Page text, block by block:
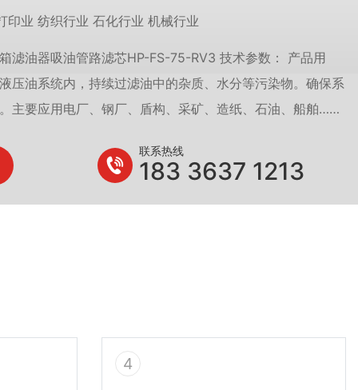
印业 纺织行业 石化行业 机械行业
滤油器吸油管路滤芯HP-FS-75-RV3 技术参数： 产品用
压油系统内，持续过滤油中的杂质、水分等污染物。确保系
主要应用电厂、钢厂、盾构、采矿、造纸、石油、船舶……
联系热线
183 3637 1213
4